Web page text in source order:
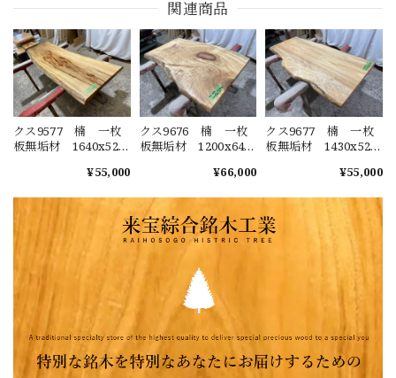
関連商品
クス9577 楠 一枚
板無垢材 1640x520-
グテーブル ローテ
ーブル 天板 樟
くすのき
¥55,000
クス9676 楠 一枚
板無垢材 1200x640-
ニングテーブル ロ
ーテーブル 天板
樟 くすのき
¥66,000
クス9677 楠 一枚
板無垢材 1430x520-
ニングテーブル ロ
ーテーブル 天板
樟 くすのき
¥55,000